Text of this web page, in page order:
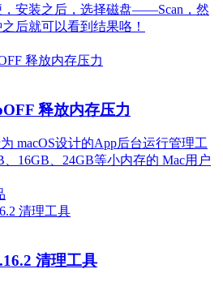
安装之后，选择磁盘——Scan，然
后就可以看到结果咯！
释放内存压力
macOS设计的App后台运行管理工
16GB、24GB等小内存的 Mac用户
清理工具